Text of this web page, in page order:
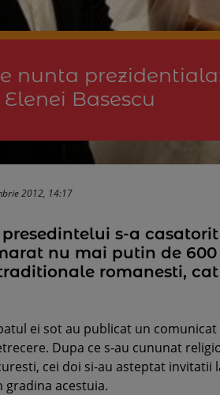
nunta
Basescu
2012, 14:17
s-a
nu mai putin de
romanesti,
ei sot au publicat un
Dupa ce s-au cununat
cei doi si-au asteptat invitatii
gradina acestuia.